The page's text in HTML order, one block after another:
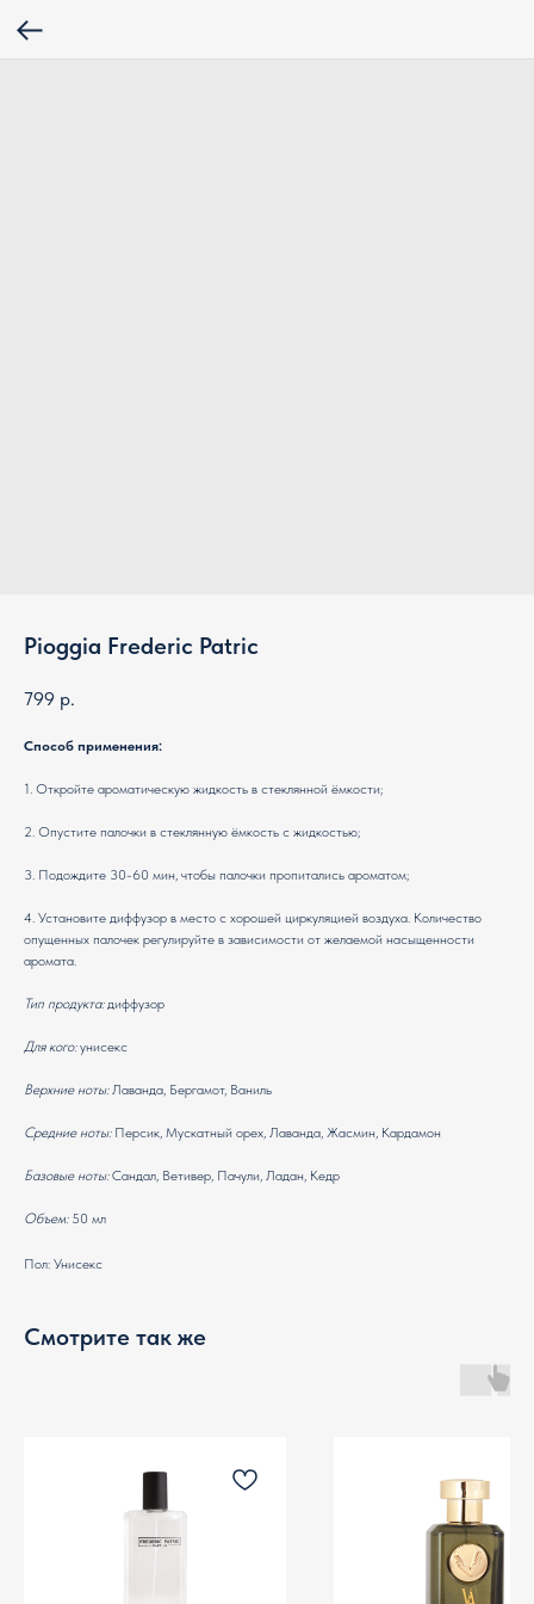
Pioggia Frederic Patric
799 р.
Способ применения:
1. Откройте ароматическую жидкость в стеклянной ёмкости;
2. Опустите палочки в стеклянную ёмкость с жидкостью;
3. Подождите 30-60 мин, чтобы палочки пропитались ароматом;
4. Установите диффузор в место с хорошей циркуляцией воздуха. Количество
опущенных палочек регулируйте в зависимости от желаемой насыщенности
аромата.
Тип продукта:диффузор
Для кого:унисекс
Верхние ноты:Лаванда, Бергамот, Ваниль
Средние ноты:Персик, Мускатный орех, Лаванда, Жасмин, Кардамон
Базовые ноты:Сандал, Ветивер, Пачули, Ладан, Кедр
Объем: 50 мл
Пол: Унисекс
Смотрите так же